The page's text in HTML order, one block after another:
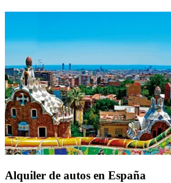
Alquiler de autos en España